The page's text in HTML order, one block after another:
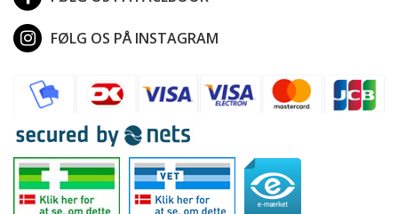
FØLG OS PÅ INSTAGRAM